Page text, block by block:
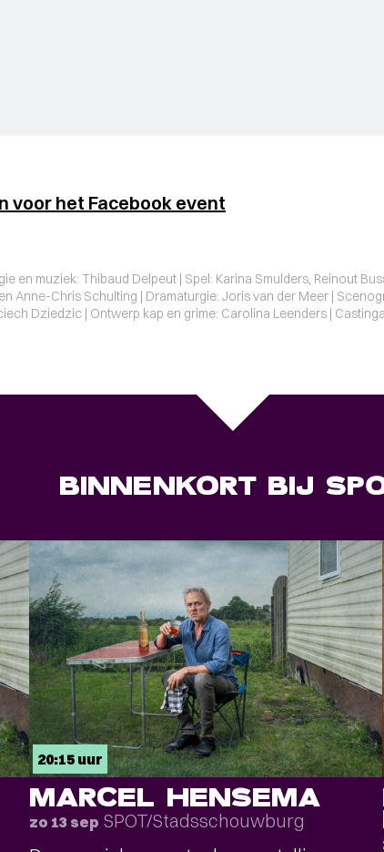
voor het Facebook event
en muziek: Thibaud Delpeut | Spel: Karina Smulders, Reinout
Anne-Chris Schulting | Dramaturgie: Joris van der Meer |
Dziedzic | Ontwerp kap en grime: Carolina Leenders |
BINNENKORT BIJ
20:15 uur
MARCEL HENSEMA
zo 13 sep SPOT/Stadsschouwburg